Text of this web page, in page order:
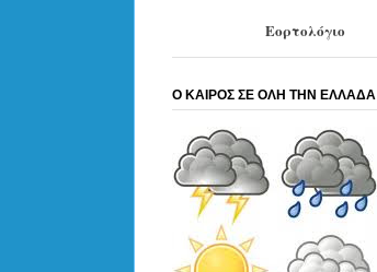
Εορτολόγιο
Ο ΚΑΙΡΟΣ ΣΕ ΟΛΗ ΤΗΝ ΕΛΛΑΔΑ